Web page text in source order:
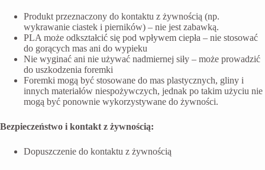
Produkt przeznaczony do kontaktu z żywnością (np.
wykrawanie ciastek i pierników) – nie jest zabawką.
PLA może odkształcić się pod wpływem ciepła – nie stosować
do gorących mas ani do wypieku
Nie wyginać ani nie używać nadmiernej siły – może prowadzić
do uszkodzenia foremki
Foremki mogą być stosowane do mas plastycznych, gliny i
innych materiałów niespożywczych, jednak po takim użyciu nie
mogą być ponownie wykorzystywane do żywności.
Bezpieczeństwo i kontakt z żywnością:
Dopuszczenie do kontaktu z żywnością